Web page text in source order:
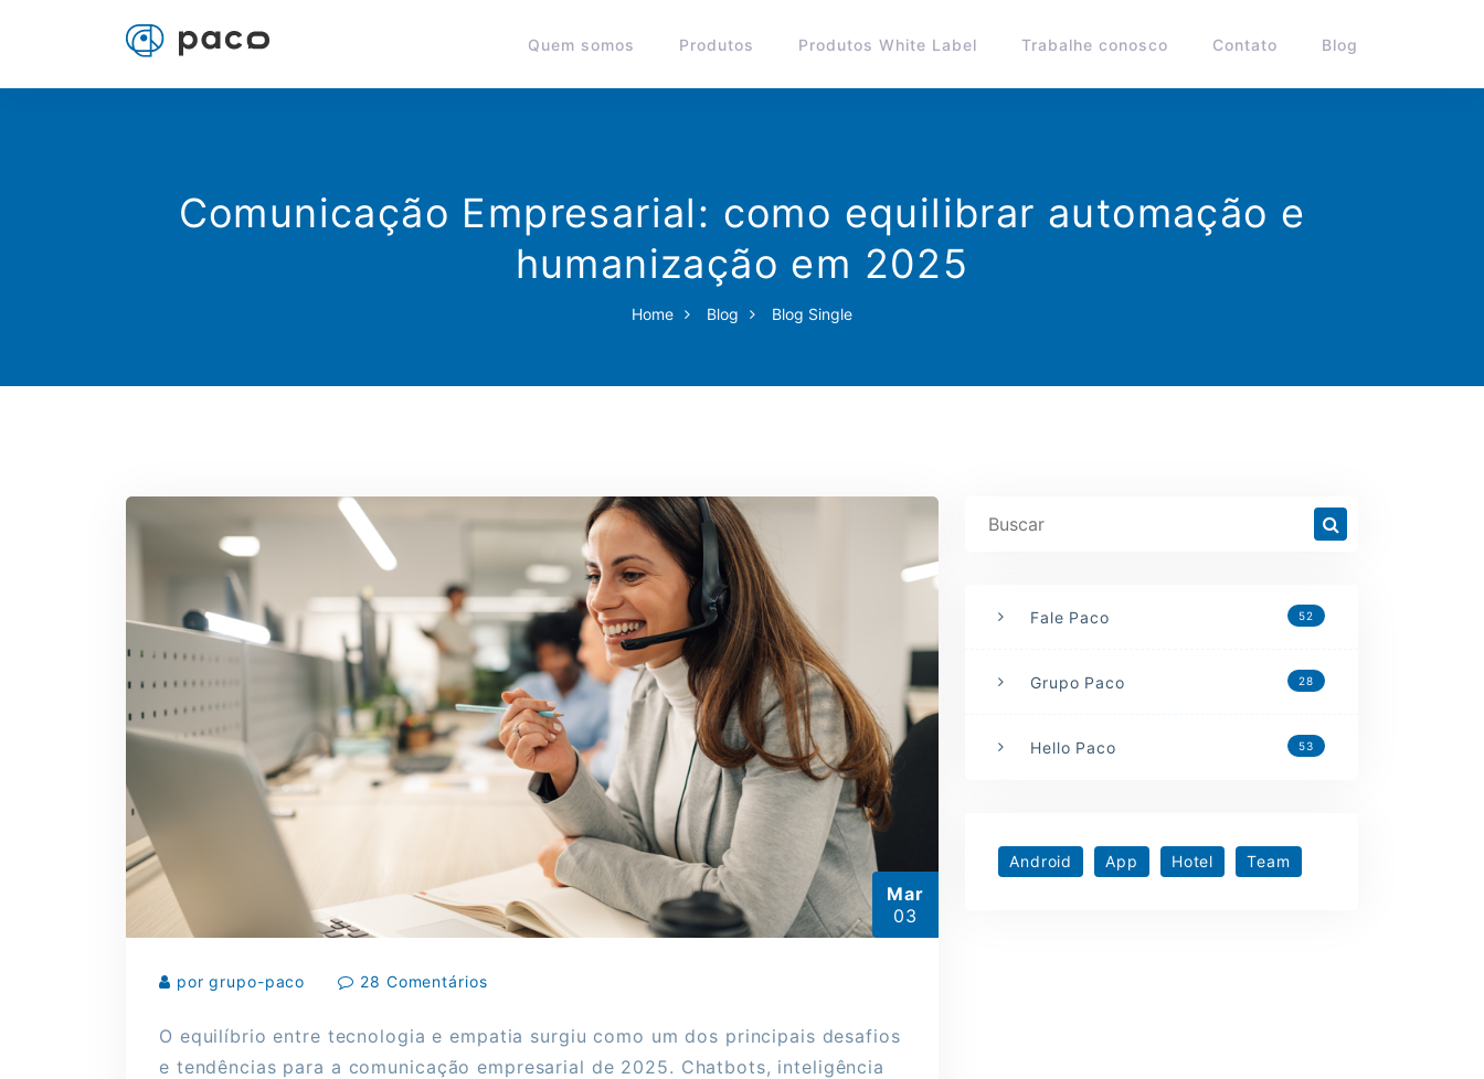
Quem somos Produtos Produtos White Label Trabalhe conosco Contato Blog
Comunicação Empresarial: como equilibrar automação e
humanização em 2025
Home Blog Blog Single
Mar
03
por grupo-paco 28 Comentários
O equilíbrio entre tecnologia e empatia surgiu como um dos principais desafios
e tendências para a comunicação empresarial de 2025. Chatbots, inteligência
Fale Paco 52
Grupo Paco 28
Hello Paco 53
Android App Hotel Team